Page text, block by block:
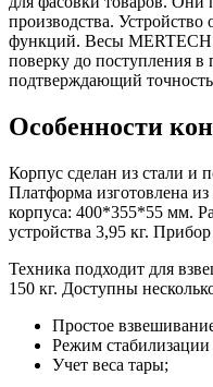
FARMER"
производства.
функций. Весы MERTECH
поверку до поступления в
подтверждающий
Особенности
Корпус сделан из стали и
Платформа изготовлена
корпуса: 400*355*55 мм.
устройства 3,95 кг.
Техника подходит для
150 кг. Доступны
Простое
Режим стабилизации
Учет веса тары;